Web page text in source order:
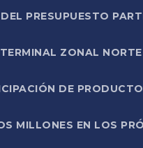
PRESUPUESTO
ZONAL NORTE
DE
MILLONES EN LOS